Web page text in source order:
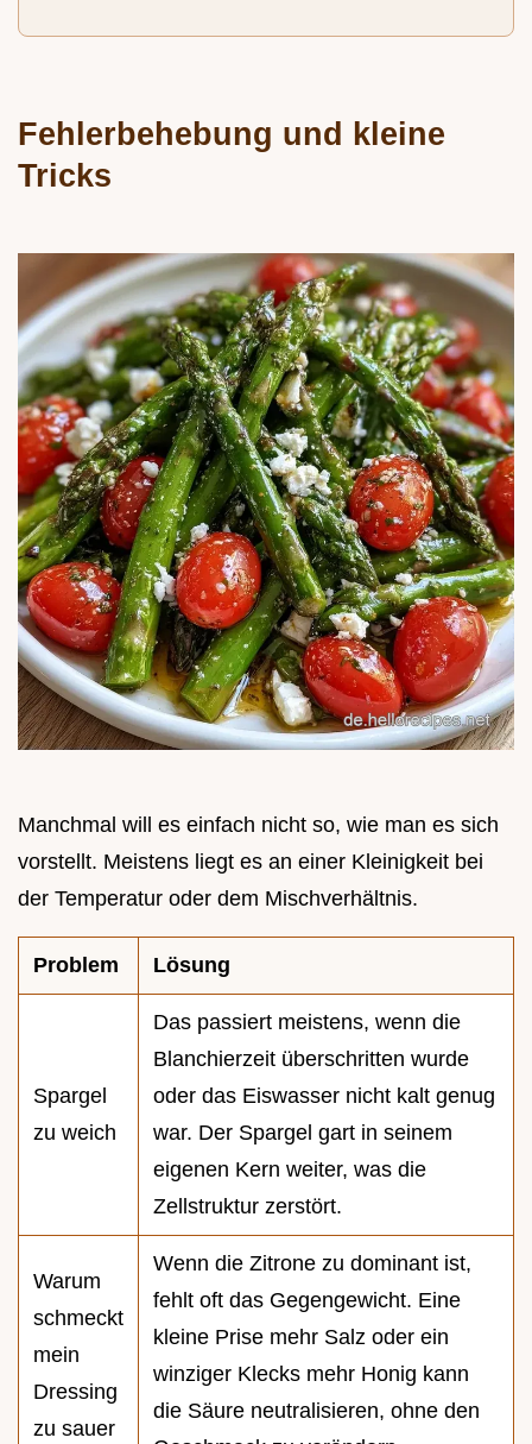
Fehlerbehebung und kleine
Tricks
Manchmal will es einfach nicht so, wie man es sich
vorstellt. Meistens liegt es an einer Kleinigkeit bei
der Temperatur oder dem Mischverhältnis.
Problem Lösung
Spargel
zu weich
Das passiert meistens, wenn die
Blanchierzeit überschritten wurde
oder das Eiswasser nicht kalt genug
war. Der Spargel gart in seinem
eigenen Kern weiter, was die
Zellstruktur zerstört.
Warum
schmeckt
mein
Dressing
zu sauer
Wenn die Zitrone zu dominant ist,
fehlt oft das Gegengewicht. Eine
kleine Prise mehr Salz oder ein
winziger Klecks mehr Honig kann
die Säure neutralisieren, ohne den